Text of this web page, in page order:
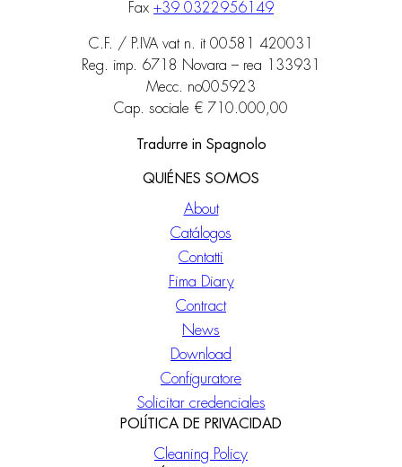
Fax +39 0322956149
C.F. / P.IVA vat n. it 00581 420031
Reg. imp. 6718 Novara – rea 133931
Mecc. no005923
Cap. sociale € 710.000,00
Tradurre in Spagnolo
QUIÉNES SOMOS
About
Catálogos
Contatti
Fima Diary
Contract
News
Download
Configuratore
Solicitar credenciales
POLÍTICA DE PRIVACIDAD
Cleaning Policy